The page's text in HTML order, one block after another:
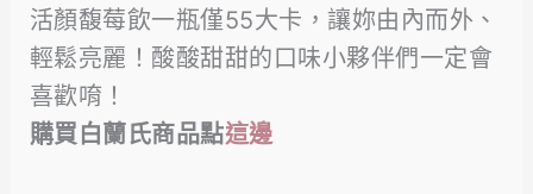
活顏馥莓飲一瓶僅55大卡，讓妳由內而外、
輕鬆亮麗！酸酸甜甜的口味小夥伴們一定會
喜歡唷！
購買白蘭氏商品點這邊